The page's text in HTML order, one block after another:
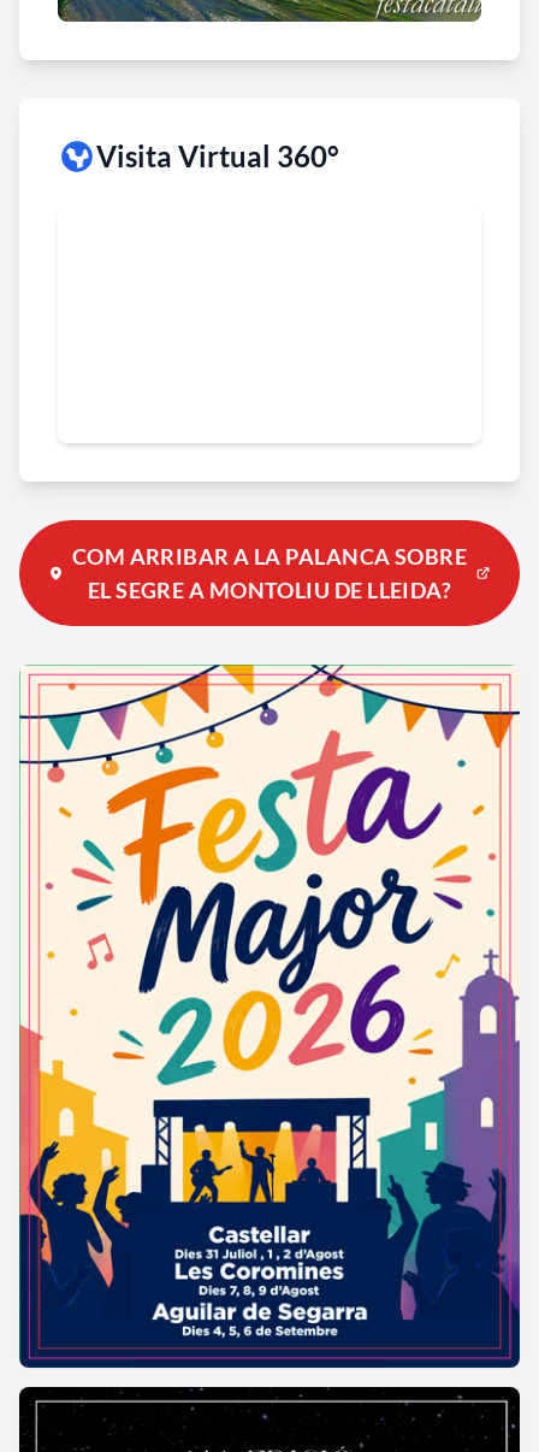
Visita Virtual 360°
COM ARRIBAR A LA PALANCA SOBRE
EL SEGRE A MONTOLIU DE LLEIDA?